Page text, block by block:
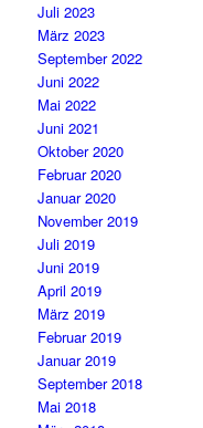
Juli 2023
März 2023
September 2022
Juni 2022
Mai 2022
Juni 2021
Oktober 2020
Februar 2020
Januar 2020
November 2019
Juli 2019
Juni 2019
April 2019
März 2019
Februar 2019
Januar 2019
September 2018
Mai 2018